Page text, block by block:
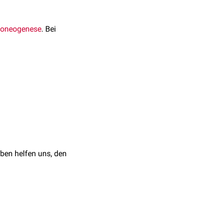
. Bei
helfen uns, den